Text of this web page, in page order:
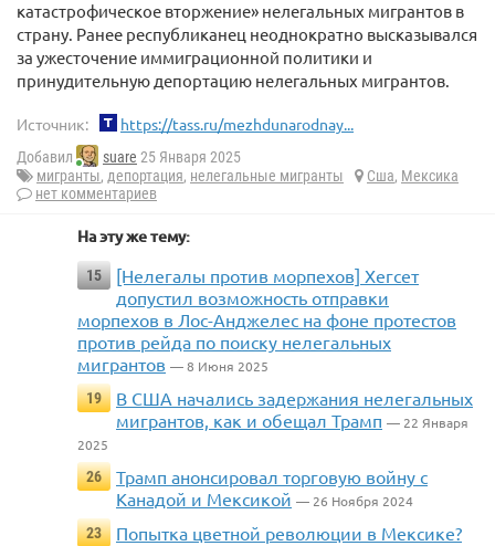
катастрофическое вторжение» нелегальных мигрантов в
страну. Ранее республиканец неоднократно высказывался
за ужесточение иммиграционной политики и
принудительную депортацию нелегальных мигрантов.
Источник: https://tass.ru/mezhdunarodnay...
Добавил suare 25 Января 2025
мигранты, депортация, нелегальные мигранты Сша, Мексика
нет комментариев
На эту же тему:
15
[Нелегалы против морпехов] Хегсет
допустил возможность отправки
морпехов в Лос-Анджелес на фоне протестов
против рейда по поиску нелегальных
мигрантов — 8 Июня 2025
19
В США начались задержания нелегальных
мигрантов, как и обещал Трамп — 22 Января
2025
26
Трамп анонсировал торговую войну с
Канадой и Мексикой — 26 Ноября 2024
23
Попытка цветной революции в Мексике?